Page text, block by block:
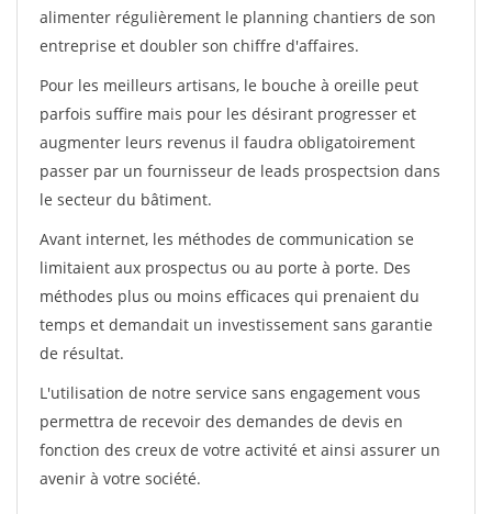
alimenter régulièrement le planning chantiers de son
entreprise et doubler son chiffre d'affaires.
Pour les meilleurs artisans, le bouche à oreille peut
parfois suffire mais pour les désirant progresser et
augmenter leurs revenus il faudra obligatoirement
passer par un fournisseur de leads prospectsion dans
le secteur du bâtiment.
Avant internet, les méthodes de communication se
limitaient aux prospectus ou au porte à porte. Des
méthodes plus ou moins efficaces qui prenaient du
temps et demandait un investissement sans garantie
de résultat.
L'utilisation de notre service sans engagement vous
permettra de recevoir des demandes de devis en
fonction des creux de votre activité et ainsi assurer un
avenir à votre société.